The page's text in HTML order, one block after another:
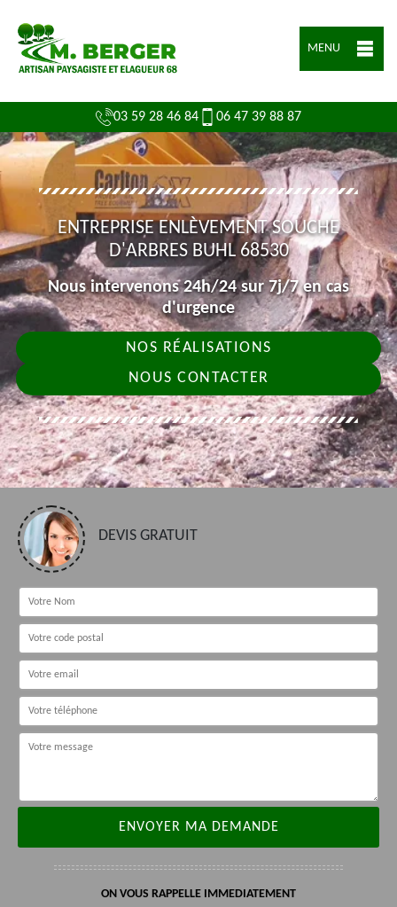
MENU
03 59 28 46 84 06 47 39 88 87
ENTREPRISE ENLÈVEMENT SOUCHE
D'ARBRES BUHL 68530
Nous intervenons 24h/24 sur 7j/7 en cas
d'urgence
NOS RÉALISATIONS
NOUS CONTACTER
DEVIS GRATUIT
ON VOUS RAPPELLE IMMEDIATEMENT